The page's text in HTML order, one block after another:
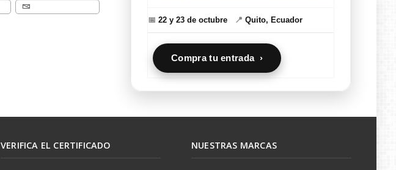
📅 22 y 23 de octubre 📍 Quito, Ecuador
Compra tu entrada ›
VERIFICA EL CERTIFICADO NUESTRAS MARCAS